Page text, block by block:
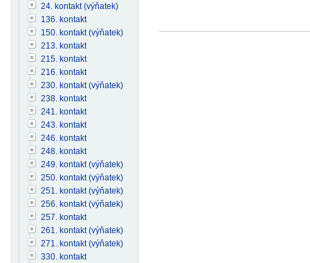
24. kontakt (výňatek)
136. kontakt
150. kontakt (výňatek)
213. kontakt
215. kontakt
216. kontakt
230. kontakt (výňatek)
238. kontakt
241. kontakt
243. kontakt
246. kontakt
248. kontakt
249. kontakt (výňatek)
250. kontakt (výňatek)
251. kontakt (výňatek)
256. kontakt (výňatek)
257. kontakt
261. kontakt (výňatek)
271. kontakt (výňatek)
330. kontakt